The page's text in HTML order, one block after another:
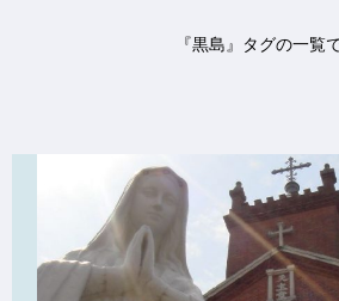
『黒島』タグの一覧